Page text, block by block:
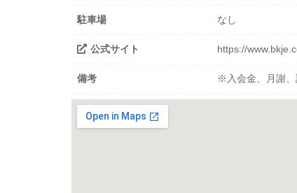
駐車場 なし
公式サイト https://
備考 ※入会金、月謝、